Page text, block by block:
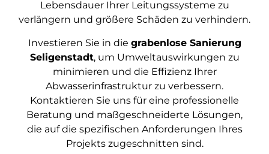
Lebensdauer Ihrer Leitungssysteme zu
verlängern und größere Schäden zu verhindern.
Investieren Sie in die grabenlose Sanierung
Seligenstadt, um Umweltauswirkungen zu
minimieren und die Effizienz Ihrer
Abwasserinfrastruktur zu verbessern.
Kontaktieren Sie uns für eine professionelle
Beratung und maßgeschneiderte Lösungen,
die auf die spezifischen Anforderungen Ihres
Projekts zugeschnitten sind.